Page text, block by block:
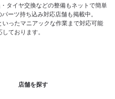
タイヤ交換などの整備もネットで簡単
ーツ持ち込み対応店舗も掲載中。
ったマニアックな作業まで対応可能
ております。
店舗を探す